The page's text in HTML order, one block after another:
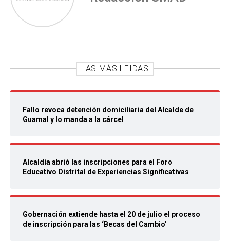
LAS MÁS LEIDAS
Fallo revoca detención domiciliaria del Alcalde de
Guamal y lo manda a la cárcel
Alcaldía abrió las inscripciones para el Foro
Educativo Distrital de Experiencias Significativas
Gobernación extiende hasta el 20 de julio el proceso
de inscripción para las ‘Becas del Cambio’